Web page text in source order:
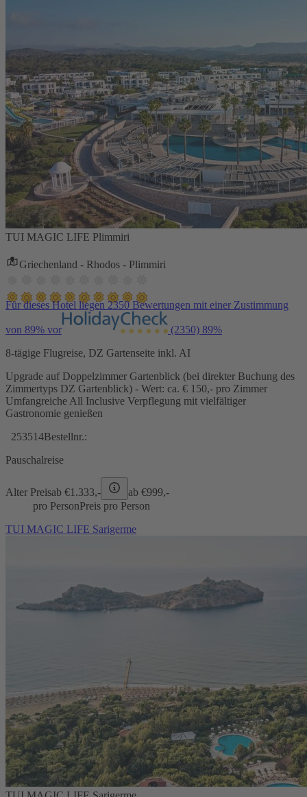
TUI MAGIC LIFE Plimmiri
Griechenland - Rhodos - Plimmiri
Für dieses Hotel liegen 2350 Bewertungen mit einer Zustimmung
von 89% vor (2350) 89%
8-tägige Flugreise, DZ Gartenseite inkl. AI
Upgrade auf Doppelzimmer Gartenblick (bei direkter Buchung des
Zimmertyps DZ Gartenblick) - Wert: ca. € 150,- pro Zimmer
Umfangreiche All Inclusive Verpflegung mit vielfältiger
Gastronomie genießen
253514Bestellnr.:
Pauschalreise
Alter Preisab €1.333,- ab €999,-
pro PersonPreis pro Person
TUI MAGIC LIFE Sarigerme